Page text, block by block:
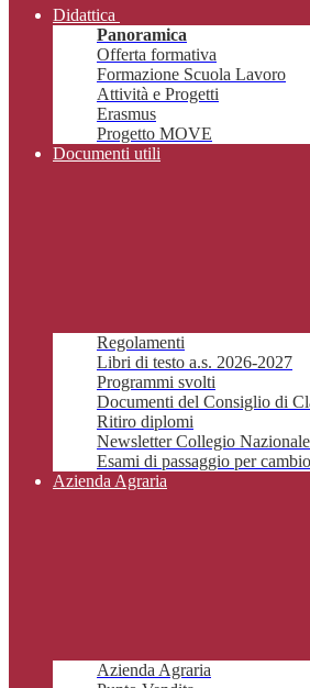
Didattica
Panoramica
Offerta formativa
Formazione Scuola Lavoro
Attività e Progetti
Erasmus
Progetto MOVE
Documenti utili
Regolamenti
Libri di testo a.s. 2026-2027
Programmi svolti
Documenti del Consiglio di
Ritiro diplomi
Newsletter Collegio
Esami di passaggio per
Azienda Agraria
Azienda Agraria